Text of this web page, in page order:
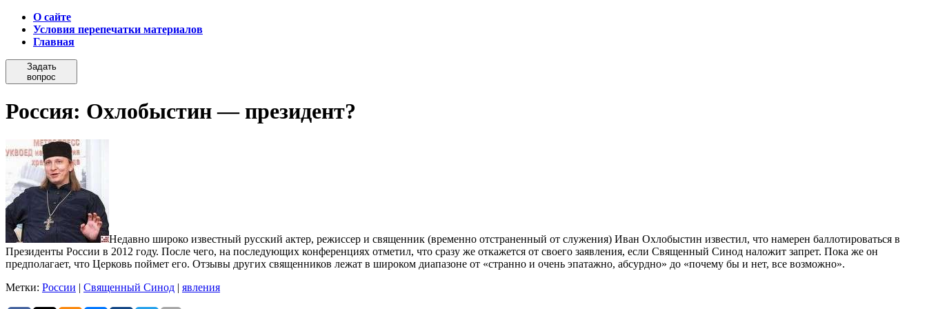
О сайте
Условия перепечатки материалов
Главная
Задать
вопрос
Россия: Охлобыстин — президент?
Недавно широко известный русский актер, режиссер и священник (временно отстраненный от служения) Иван Охлобыстин известил, что намерен баллотироваться в
Президенты России в 2012 году. После чего, на последующих конференциях отметил, что сразу же откажется от своего заявления, если Священный Синод наложит запрет. Пока же он
предполагает, что Церковь поймет его. Отзывы других священников лежат в широком диапазоне от «странно и очень эпатажно, абсурдно» до «почему бы и нет, все возможно».
Метки: России | Священный Синод | явления